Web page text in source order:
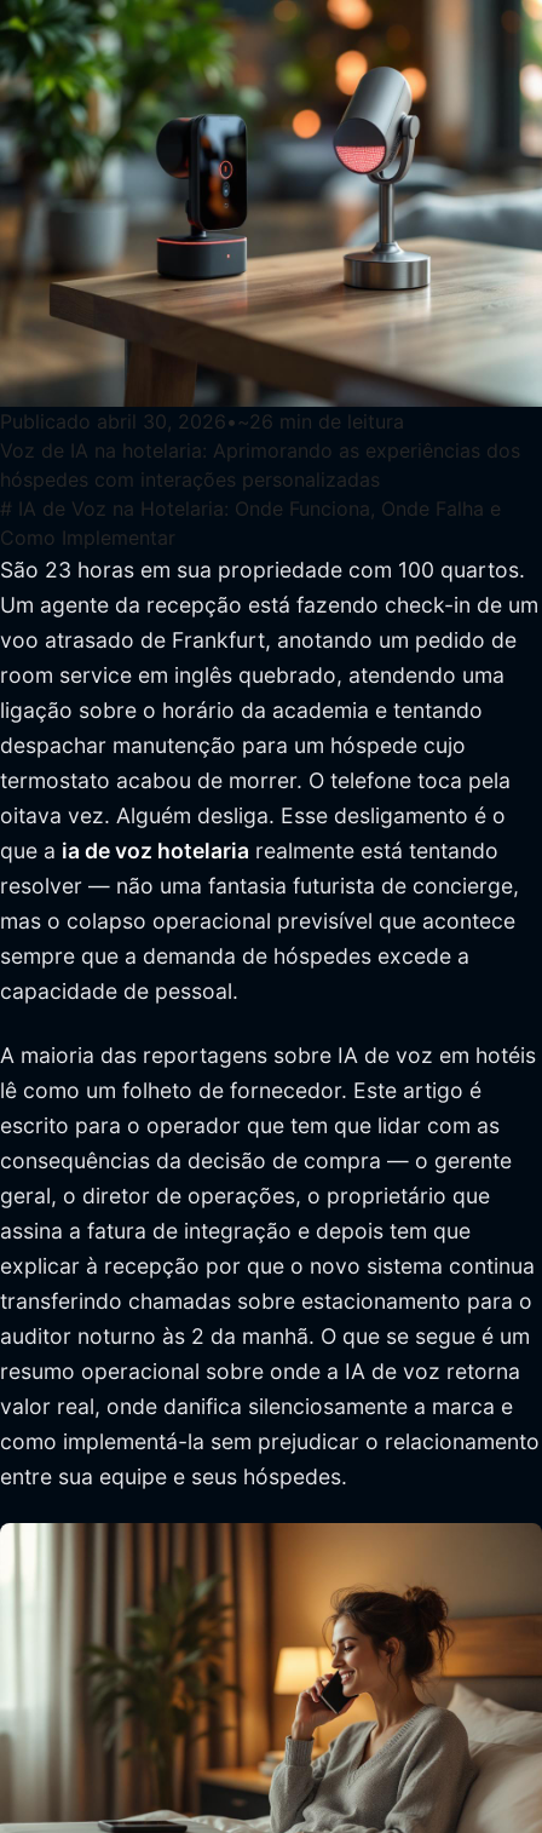
Publicado abril 30, 2026• ~26 min de leitura
Voz de IA na hotelaria: Aprimorando as experiências dos
hóspedes com interações personalizadas
# IA de Voz na Hotelaria: Onde Funciona, Onde Falha e
Como Implementar
São 23 horas em sua propriedade com 100 quartos.
Um agente da recepção está fazendo check-in de um
voo atrasado de Frankfurt, anotando um pedido de
room service em inglês quebrado, atendendo uma
ligação sobre o horário da academia e tentando
despachar manutenção para um hóspede cujo
termostato acabou de morrer. O telefone toca pela
oitava vez. Alguém desliga. Esse desligamento é o
que a ia de voz hotelaria realmente está tentando
resolver — não uma fantasia futurista de concierge,
mas o colapso operacional previsível que acontece
sempre que a demanda de hóspedes excede a
capacidade de pessoal.
A maioria das reportagens sobre IA de voz em hotéis
lê como um folheto de fornecedor. Este artigo é
escrito para o operador que tem que lidar com as
consequências da decisão de compra — o gerente
geral, o diretor de operações, o proprietário que
assina a fatura de integração e depois tem que
explicar à recepção por que o novo sistema continua
transferindo chamadas sobre estacionamento para o
auditor noturno às 2 da manhã. O que se segue é um
resumo operacional sobre onde a IA de voz retorna
valor real, onde danifica silenciosamente a marca e
como implementá-la sem prejudicar o relacionamento
entre sua equipe e seus hóspedes.